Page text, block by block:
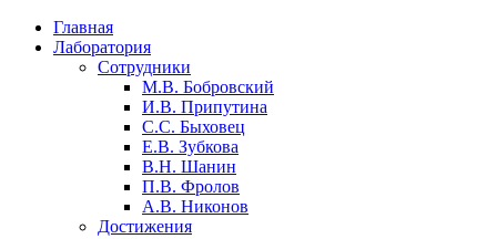
Главная
Лаборатория
Сотрудники
М.В. Бобровский
И.В. Припутина
С.С. Быховец
Е.В. Зубкова
В.Н. Шанин
П.В. Фролов
А.В. Никонов
Достижения